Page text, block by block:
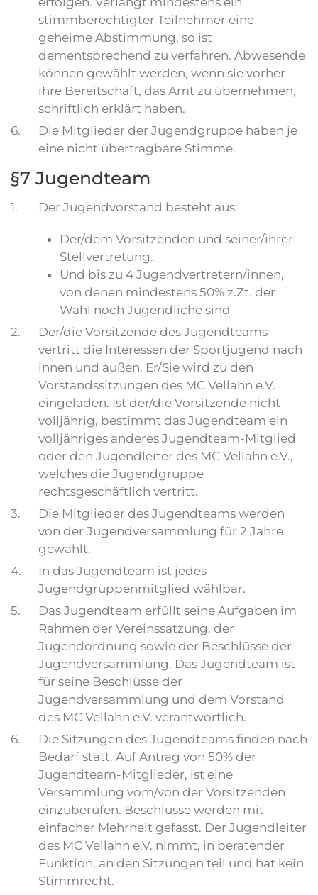
stimmberechtigter Teilnehmer eine
geheime Abstimmung, so ist
dementsprechend zu verfahren. Abwesende
können gewählt werden, wenn sie vorher
ihre Bereitschaft, das Amt zu übernehmen,
schriftlich erklärt haben.
6.
Die Mitglieder der Jugendgruppe haben je
eine nicht übertragbare Stimme.
§7 Jugendteam
1. Der Jugendvorstand besteht aus:
Der/dem Vorsitzenden und seiner/ihrer
Stellvertretung.
Und bis zu 4 Jugendvertretern/innen,
von denen mindestens 50% z.Zt. der
Wahl noch Jugendliche sind
2.
Der/die Vorsitzende des Jugendteams
vertritt die Interessen der Sportjugend nach
innen und außen. Er/Sie wird zu den
Vorstandssitzungen des MC Vellahn e.V.
eingeladen. Ist der/die Vorsitzende nicht
volljährig, bestimmt das Jugendteam ein
volljähriges anderes Jugendteam-Mitglied
oder den Jugendleiter des MC Vellahn e.V.,
welches die Jugendgruppe
rechtsgeschäftlich vertritt.
3.
Die Mitglieder des Jugendteams werden
von der Jugendversammlung für 2 Jahre
gewählt.
4.
In das Jugendteam ist jedes
Jugendgruppenmitglied wählbar.
5.
Das Jugendteam erfüllt seine Aufgaben im
Rahmen der Vereinssatzung, der
Jugendordnung sowie der Beschlüsse der
Jugendversammlung. Das Jugendteam ist
für seine Beschlüsse der
Jugendversammlung und dem Vorstand
des MC Vellahn e.V. verantwortlich.
6.
Die Sitzungen des Jugendteams finden nach
Bedarf statt. Auf Antrag von 50% der
Jugendteam-Mitglieder, ist eine
Versammlung vom/von der Vorsitzenden
einzuberufen. Beschlüsse werden mit
einfacher Mehrheit gefasst. Der Jugendleiter
des MC Vellahn e.V. nimmt, in beratender
Funktion, an den Sitzungen teil und hat kein
Stimmrecht.